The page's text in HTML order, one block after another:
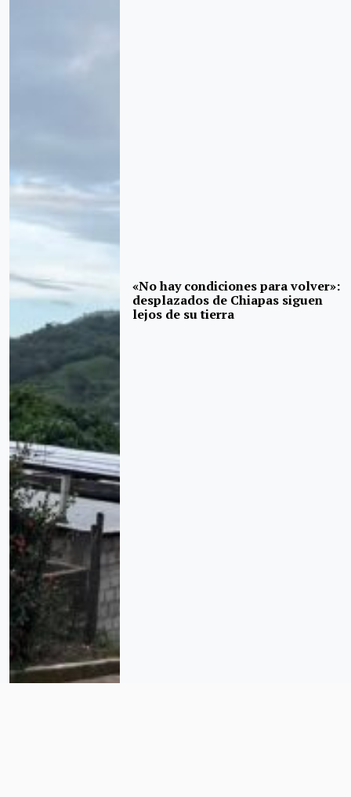
«No hay condiciones para volver»:
desplazados de Chiapas siguen
lejos de su tierra